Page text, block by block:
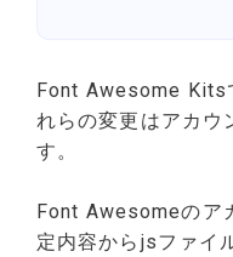
Font Awesome Kits
れらの変更はアカウ
す。
Font Awesomeのア
定内容からjsファイ